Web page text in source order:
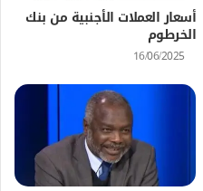
أسعار العملات الأجنبية من بنك
الخرطوم
16/06/2025